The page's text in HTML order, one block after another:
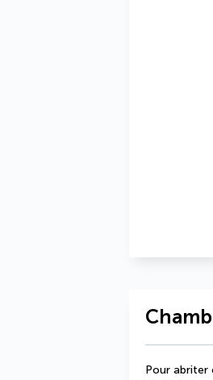
Pour abriter